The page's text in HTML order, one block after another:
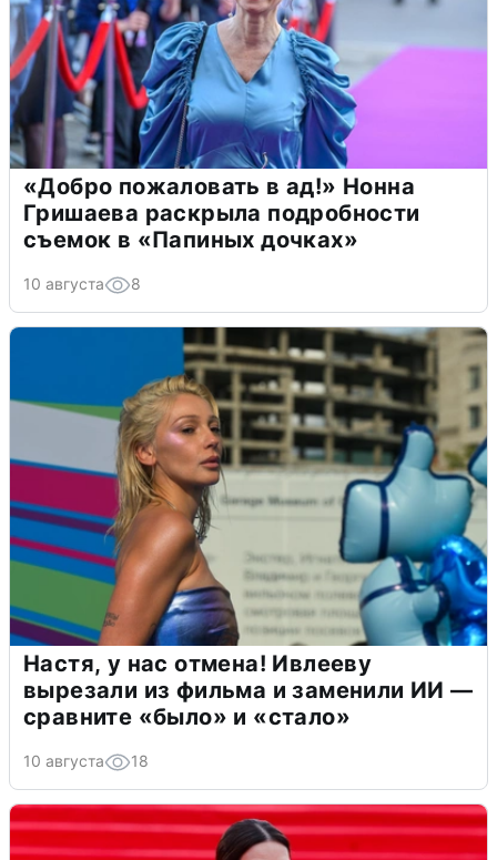
«Добро пожаловать в ад!» Нонна
Гришаева раскрыла подробности
съемок в «Папиных дочках»
10 августа 8
Настя, у нас отмена! Ивлееву
вырезали из фильма и заменили ИИ —
сравните «было» и «стало»
10 августа 18